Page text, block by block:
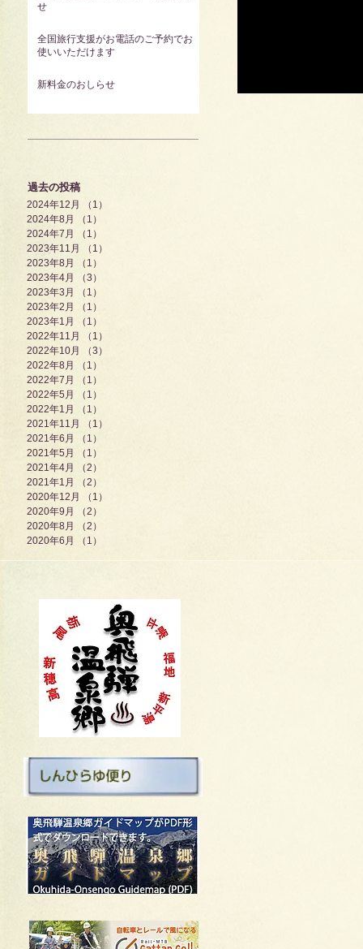
せ
全国旅行支援がお電話のご予約でお
使いいただけます
新料金のおしらせ
過去の投稿
2024年12月 （1）
2024年8月
（1）
2024年7月
（1）
2023年11月
（1）
2023年8月
（1）
2023年4月
（3）
2023年3月
（1）
2023年2月
（1）
2023年1月
（1）
2022年11月
（1）
2022年10月
（3）
2022年8月
（1）
2022年7月
（1）
2022年5月
（1）
2022年1月
（1）
2021年11月
（1）
2021年6月
（1）
2021年5月
（1）
2021年4月
（2）
2021年1月
（2）
2020年12月
（1）
2020年9月
（2）
2020年8月
（2）
2020年6月
（1）